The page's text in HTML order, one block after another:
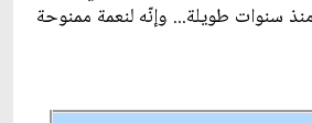
سنوات طويلة... وإنّه لنعمة ممنوحة